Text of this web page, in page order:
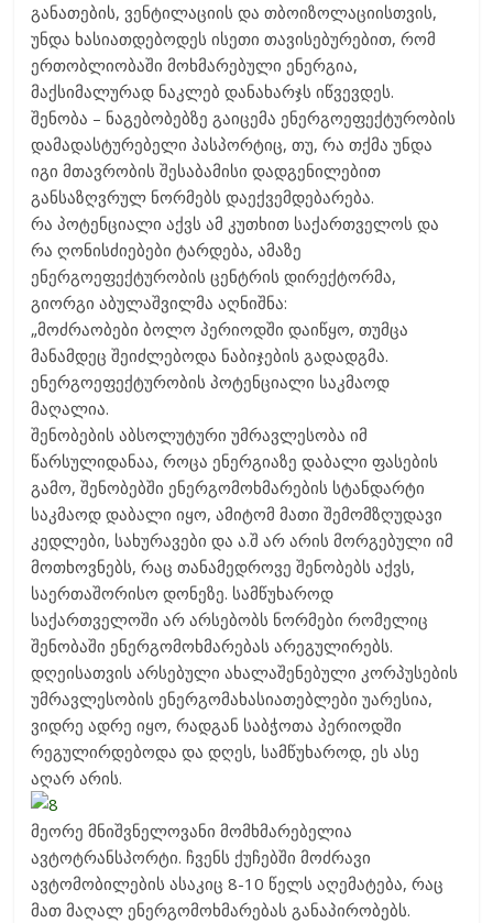
განათების, ვენტილაციის და თბოიზოლაციისთვის,
უნდა ხასიათდებოდეს ისეთი თავისებურებით, რომ
ერთობლიობაში მოხმარებული ენერგია,
მაქსიმალურად ნაკლებ დანახარჯს იწვევდეს.
შენობა – ნაგებობებზე გაიცემა ენერგოეფექტურობის
დამადასტურებელი პასპორტიც, თუ, რა თქმა უნდა
იგი მთავრობის შესაბამისი დადგენილებით
განსაზღვრულ ნორმებს დაექვემდებარება.
რა პოტენციალი აქვს ამ კუთხით საქართველოს და
რა ღონისძიებები ტარდება, ამაზე
ენერგოეფექტურობის ცენტრის დირექტორმა,
გიორგი აბულაშვილმა აღნიშნა:
„მოძრაობები ბოლო პერიოდში დაიწყო, თუმცა
მანამდეც შეიძლებოდა ნაბიჯების გადადგმა.
ენერგოეფექტურობის პოტენციალი საკმაოდ
მაღალია.
შენობების აბსოლუტური უმრავლესობა იმ
წარსულიდანაა, როცა ენერგიაზე დაბალი ფასების
გამო, შენობებში ენერგომოხმარების სტანდარტი
საკმაოდ დაბალი იყო, ამიტომ მათი შემომზღუდავი
კედლები, სახურავები და ა.შ არ არის მორგებული იმ
მოთხოვნებს, რაც თანამედროვე შენობებს აქვს,
საერთაშორისო დონეზე. სამწუხაროდ
საქართველოში არ არსებობს ნორმები რომელიც
შენობაში ენერგომოხმარებას არეგულირებს.
დღეისათვის არსებული ახალაშენებული კორპუსების
უმრავლესობის ენერგომახასიათებლები უარესია,
ვიდრე ადრე იყო, რადგან საბჭოთა პერიოდში
რეგულირდებოდა და დღეს, სამწუხაროდ, ეს ასე
აღარ არის.
მეორე მნიშვნელოვანი მომხმარებელია
ავტოტრანსპორტი. ჩვენს ქუჩებში მოძრავი
ავტომობილების ასაკიც 8-10 წელს აღემატება, რაც
მათ მაღალ ენერგომოხმარებას განაპირობებს.